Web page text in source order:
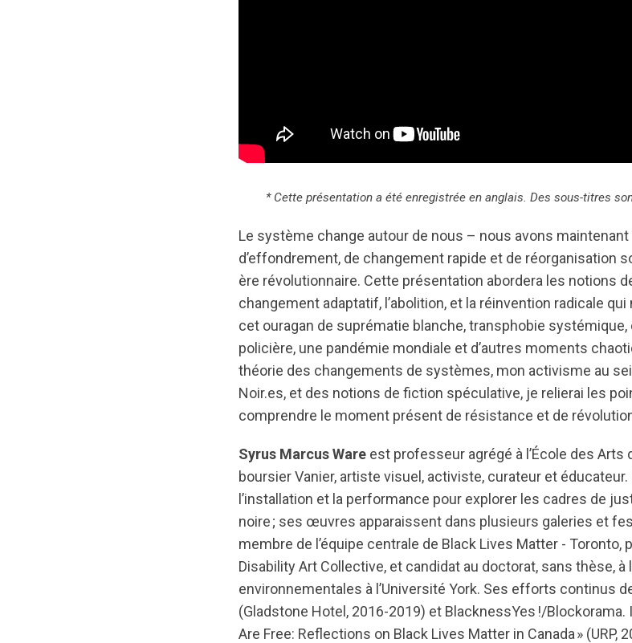
* Cette présentation a été enregistrée en anglais. Des sous-titres
Le système change autour de nous – nous avons
d’effondrement, de changement rapide et de réorganisation
ère révolutionnaire. Cette présentation abordera les notions
changement adaptatif, l’abolition, et la réinvention radicale
cet ouragan de suprématie blanche, transphobie
policière, une pandémie mondiale et d’autres moments
théorie des changements de systèmes, mon activisme au
Noir.es, et des notions de fiction spéculative, je relierai les
comprendre le moment présent de résistance et de
Syrus Marcus Ware est professeur agrégé à l’École des Arts
boursier Vanier, artiste visuel, activiste, curateur et
l’installation et la performance pour explorer les cadres de
noire ; ses œuvres apparaissent dans plusieurs galeries et
membre de l’équipe centrale de Black Lives Matter - Toronto,
Disability Art Collective, et candidat au doctorat, sans thèse, à
environnementales à l’Université York. Ses efforts continus
(Gladstone Hotel, 2016-2019) et BlacknessYes !/Blockorama.
Are Free: Reflections on Black Lives Matter in Canada » (URP,